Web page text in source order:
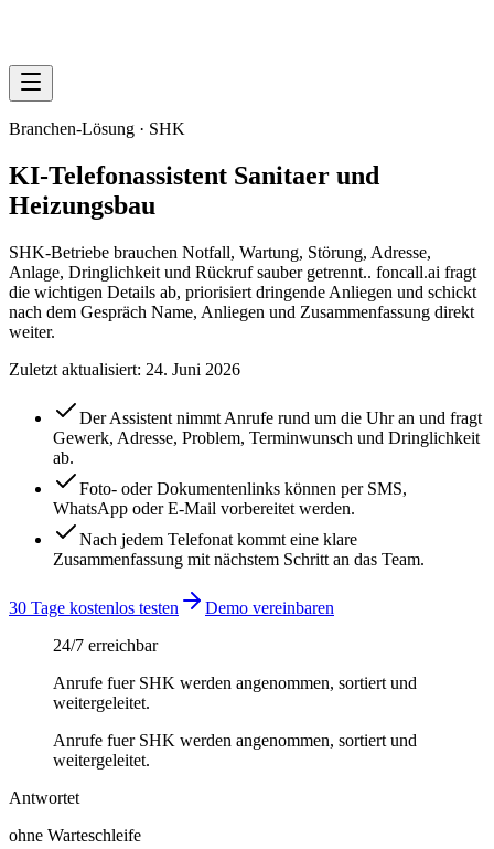
Branchen-Lösung · SHK
KI-Telefonassistent Sanitaer und
Heizungsbau
SHK-Betriebe brauchen Notfall, Wartung, Störung, Adresse,
Anlage, Dringlichkeit und Rückruf sauber getrennt.. foncall.ai fragt
die wichtigen Details ab, priorisiert dringende Anliegen und schickt
nach dem Gespräch Name, Anliegen und Zusammenfassung direkt
weiter.
Zuletzt aktualisiert: 24. Juni 2026
Der Assistent nimmt Anrufe rund um die Uhr an und fragt
Gewerk, Adresse, Problem, Terminwunsch und Dringlichkeit
ab.
Foto- oder Dokumentenlinks können per SMS,
WhatsApp oder E-Mail vorbereitet werden.
Nach jedem Telefonat kommt eine klare
Zusammenfassung mit nächstem Schritt an das Team.
30 Tage kostenlos testen
Demo vereinbaren
24/7 erreichbar
Anrufe fuer SHK werden angenommen, sortiert und
weitergeleitet.
Anrufe fuer SHK werden angenommen, sortiert und
weitergeleitet.
Antwortet
ohne Warteschleife